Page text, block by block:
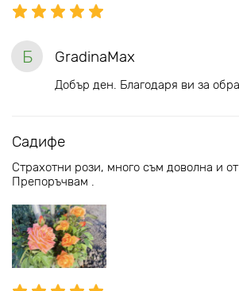
Б GradinaMax
Добър ден. Благодаря ви за
Садифе
Страхотни рози, много съм доволна и
Препоръчвам .